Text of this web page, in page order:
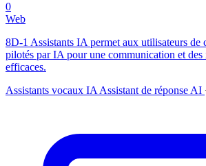
0
Web
8D-1 Assistants IA permet aux utilisateurs de
pilotés par IA pour une communication et
efficaces.
Assistants vocaux IA Assistant de réponse AI